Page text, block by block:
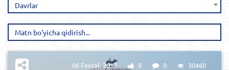
Davrlar
06 Fevral, 2017 9 0 30460